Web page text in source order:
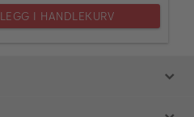
LEGG I HANDLEKURV